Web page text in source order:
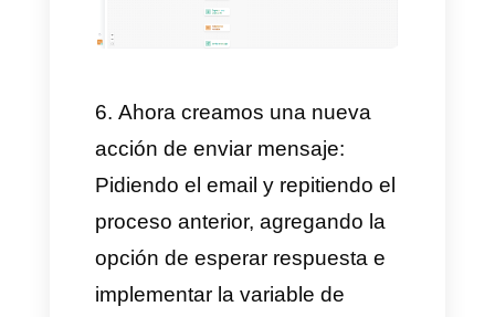
Posteriormente, vamos a
crear una opción de esperar